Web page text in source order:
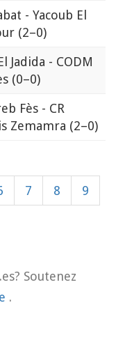
- Yacoub El
(2–0)
Jadida - CODM
(0–0)
Fès - CR
Zemamra (2–0)
7 8 9
Soutenez
.